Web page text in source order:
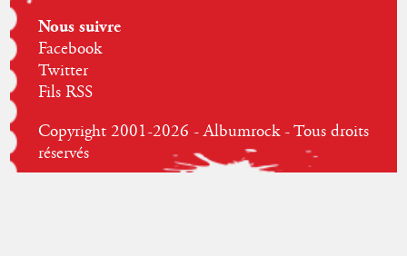
Nous suivre
Facebook
Twitter
Fils RSS
Copyright 2001-2026 - Albumrock - Tous droits
réservés